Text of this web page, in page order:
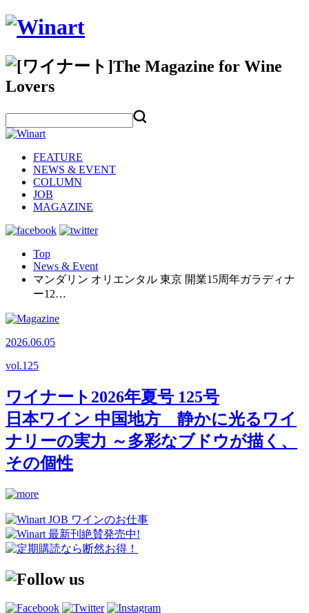
FEATURE
NEWS & EVENT
COLUMN
JOB
MAGAZINE
Top
News & Event
マンダリン オリエンタル 東京 開業15周年ガラディナ
ー12…
2026.06.05
vol.125
ワイナート2026年夏号 125号
日本ワイン 中国地方 静かに光るワイ
ナリーの実力 ～多彩なブドウが描く、
その個性